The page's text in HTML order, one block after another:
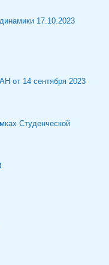
17.10.2023
от 14 сентября 2023
Студенческой